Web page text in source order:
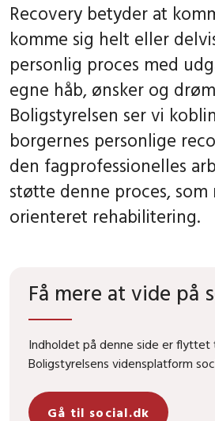
Recovery betyder at
komme sig helt eller
personlig proces med
egne håb, ønsker og
Boligstyrelsen ser vi
borgernes personlige
den fagprofessionelles
støtte denne proces, som
orienteret rehabilitering.
Få mere at vide på
Indholdet på denne side er flyttet
Boligstyrelsens vidensplatform
Gå til social.dk